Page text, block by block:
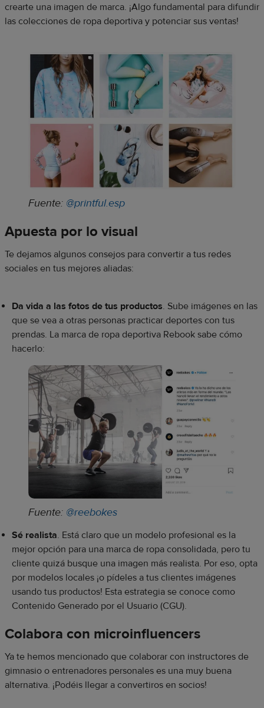
crearte una imagen de marca. ¡Algo fundamental para difundir
las colecciones de ropa deportiva y potenciar sus ventas!
Fuente: @printful.esp
Apuesta por lo visual
Te dejamos algunos consejos para convertir a tus redes
sociales en tus mejores aliadas:
Da vida a las fotos de tus productos. Sube imágenes en las
que se vea a otras personas practicar deportes con tus
prendas. La marca de ropa deportiva Rebook sabe cómo
hacerlo:
Fuente: @reebokes
Sé realista. Está claro que un modelo profesional es la
mejor opción para una marca de ropa consolidada, pero tu
cliente quizá busque una imagen más realista. Por eso, opta
por modelos locales ¡o pídeles a tus clientes imágenes
usando tus productos! Esta estrategia se conoce como
Contenido Generado por el Usuario (CGU).
Colabora con microinfluencers
Ya te hemos mencionado que colaborar con instructores de
gimnasio o entrenadores personales es una muy buena
alternativa. ¡Podéis llegar a convertiros en socios!